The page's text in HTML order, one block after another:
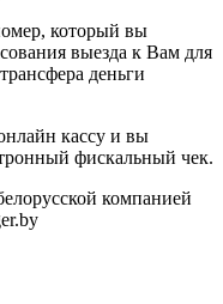
который вы
выезда к Вам для
деньги
кассу и вы
фискальный чек.
компанией